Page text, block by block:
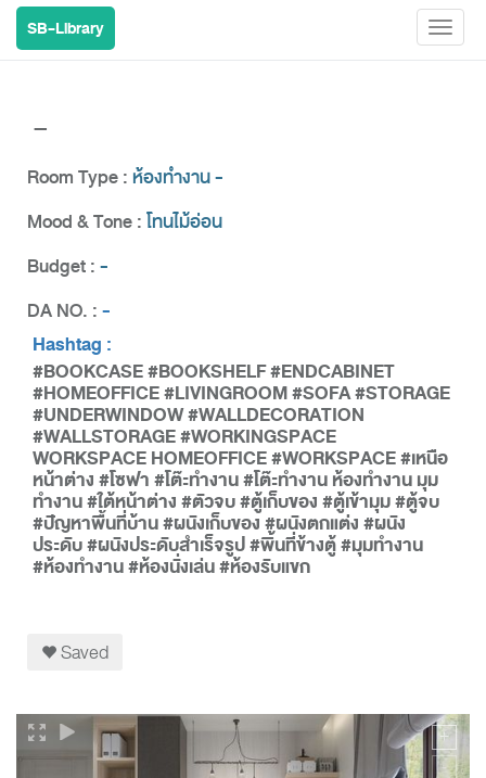
SB-Library
-
Room Type : ห้องทำงาน -
Mood & Tone :โทนไม้อ่อน
Budget :-
DA NO. :-
Hashtag :
#BOOKCASE #BOOKSHELF #ENDCABINET
#HOMEOFFICE #LIVINGROOM #SOFA #STORAGE
#UNDERWINDOW #WALLDECORATION
#WALLSTORAGE #WORKINGSPACE
WORKSPACE HOMEOFFICE #WORKSPACE #เหนือ
หน้าต่าง #โซฟา #โต๊ะทำงาน #โต๊ะทำงาน ห้องทำงาน มุม
ทำงาน #ใต้หน้าต่าง #ตัวจบ #ตู้เก็บของ #ตู้เข้ามุม #ตู้จบ
#ปัญหาพื้นที่บ้าน #ผนังเก็บของ #ผนังตกแต่ง #ผนัง
ประดับ #ผนังประดับสำเร็จรูป #พิ้นที่ข้างตู้ #มุมทำงาน
#ห้องทำงาน #ห้องนั่งเล่น #ห้องรับแขก
Saved